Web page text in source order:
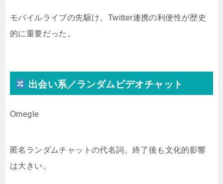
モバイルライブの先駆け。Twitter連携の利便性が歴史
的に重要だった。
出会い系／ランダムビデオチャット
Omegle
匿名ランダムチャットの代名詞。終了後も文化的影響
は大きい。